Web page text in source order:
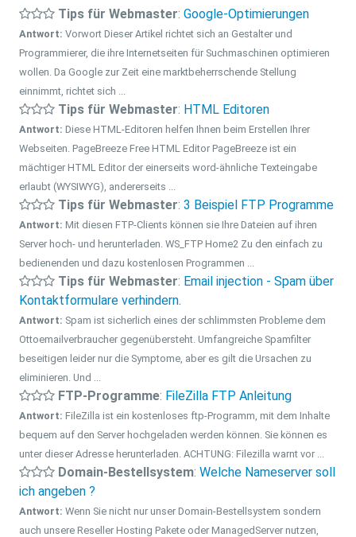
Tips für Webmaster: Google-Optimierungen
Antwort: Vorwort Dieser Artikel richtet sich an Gestalter und
Programmierer, die ihre Internetseiten für Suchmaschinen optimieren
wollen. Da Google zur Zeit eine marktbeherrschende Stellung
einnimmt, richtet sich ...
Tips für Webmaster: HTML Editoren
Antwort: Diese HTML-Editoren helfen Ihnen beim Erstellen Ihrer
Webseiten. PageBreeze Free HTML Editor PageBreeze ist ein
mächtiger HTML Editor der einerseits word-ähnliche Texteingabe
erlaubt (WYSIWYG), andererseits ...
Tips für Webmaster: 3 Beispiel FTP Programme
Antwort: Mit diesen FTP-Clients können sie Ihre Dateien auf ihren
Server hoch- und herunterladen. WS_FTP Home2 Zu den einfach zu
bedienenden und dazu kostenlosen Programmen ...
Tips für Webmaster: Email injection - Spam über
Kontaktformulare verhindern.
Antwort: Spam ist sicherlich eines der schlimmsten Probleme dem
Ottoemailverbraucher gegenübersteht. Umfangreiche Spamfilter
beseitigen leider nur die Symptome, aber es gilt die Ursachen zu
eliminieren. Und ...
FTP-Programme: FileZilla FTP Anleitung
Antwort: FileZilla ist ein kostenloses ftp-Programm, mit dem Inhalte
bequem auf den Server hochgeladen werden können. Sie können es
unter dieser Adresse herunterladen. ACHTUNG: Filezilla warnt vor ...
Domain-Bestellsystem: Welche Nameserver soll
ich angeben ?
Antwort: Wenn Sie nicht nur unser Domain-Bestellsystem sondern
auch unsere Reseller Hosting Pakete oder ManagedServer nutzen,